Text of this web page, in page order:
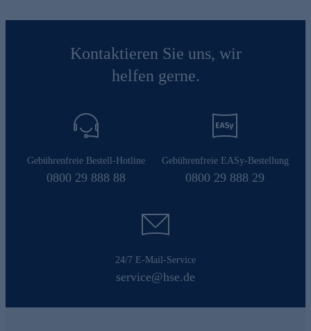
Kontaktieren Sie uns, wir
helfen gerne.
Gebührenfreie Bestell-Hotline
0800 29 888 88
Gebührenfreie EASy-Bestellung
0800 29 888 29
24/7 E-Mail-Service
service@hse.de